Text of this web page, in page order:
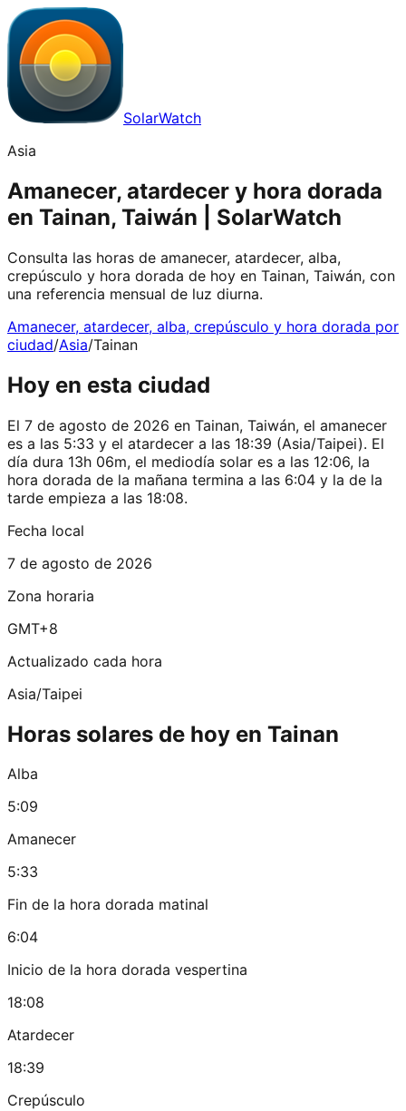
SolarWatch
Asia
Amanecer, atardecer y hora dorada
en Tainan, Taiwán | SolarWatch
Consulta las horas de amanecer, atardecer, alba,
crepúsculo y hora dorada de hoy en Tainan, Taiwán, con
una referencia mensual de luz diurna.
Amanecer, atardecer, alba, crepúsculo y hora dorada por
ciudad/Asia/Tainan
Hoy en esta ciudad
El 7 de agosto de 2026 en Tainan, Taiwán, el amanecer
es a las 5:33 y el atardecer a las 18:39 (Asia/Taipei). El
día dura 13h 06m, el mediodía solar es a las 12:06, la
hora dorada de la mañana termina a las 6:04 y la de la
tarde empieza a las 18:08.
Fecha local
7 de agosto de 2026
Zona horaria
GMT+8
Actualizado cada hora
Asia/Taipei
Horas solares de hoy en Tainan
Alba
5:09
Amanecer
5:33
Fin de la hora dorada matinal
6:04
Inicio de la hora dorada vespertina
18:08
Atardecer
18:39
Crepúsculo